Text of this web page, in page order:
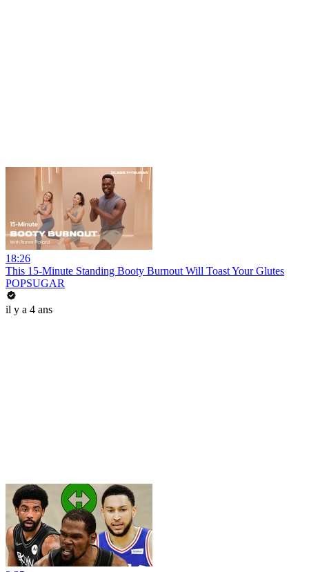
18:26
This 15-Minute Standing Booty Burnout Will Toast Your Glutes
POPSUGAR
il y a 4 ans